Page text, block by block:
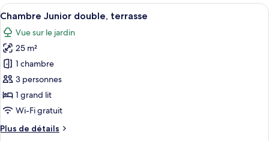
grand
lit
supérieure
double,
grand
lit
Afficher
toutes
les
photos
pour
ce
type
de
chambre :
Chambre
Chambre Junior double, terrasse |
2
Chambre Junior double, terrasse
Vue sur le jardin
25 m²
1 chambre
3 personnes
1 grand lit
Wi-Fi gratuit
Plus de détails
Plus